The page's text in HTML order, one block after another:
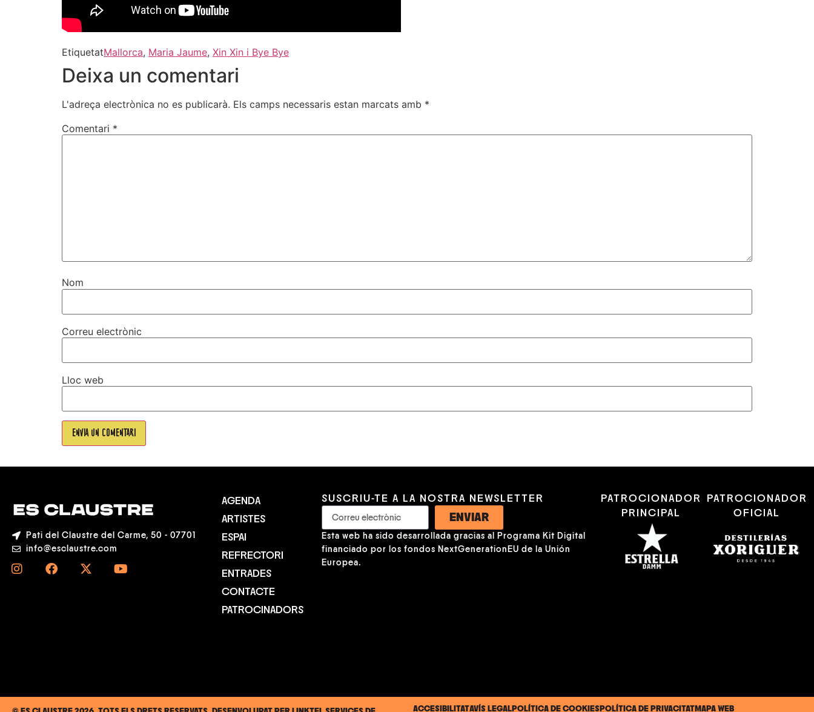
EtiquetatMallorca, Maria Jaume, Xin Xin i Bye Bye
Deixa un comentari
L'adreça electrònica no es publicarà. Els camps necessaris estan marcats amb *
Comentari *
Nom
Correu electrònic
Lloc web
Pati del Claustre del Carme, 50 - 07701
info@esclaustre.com
AGENDA
ARTISTES
ESPAI
REFRECTORI
ENTRADES
CONTACTE
PATROCINADORS
SUSCRIU-TE A LA NOSTRA NEWSLETTER
ENVIAR
Esta web ha sido desarrollada gracias al Programa Kit Digital
financiado por los fondos NextGenerationEU de la Unión
Europea.
PATROCIONADOR
PRINCIPAL
PATROCIONADOR
OFICIAL
ACCESIBILITATAVÍS LEGAL POLÍTICA DE COOKIES POLÍTICA DE PRIVACITAT MAPA WEB